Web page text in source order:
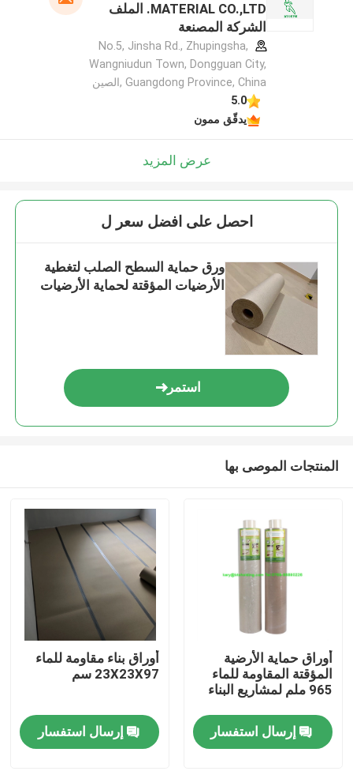
منزل
حول بنا
MATERIAL CO.,LTD. الملف
الشركة المصنعة
No.5, Jinsha Rd., Zhupingsha,
Wangniudun Town, Dongguan City,
Guangdong Province, China ,الصين
5.0
يدقّق ممون
عرض المزيد
احصل على افضل سعر ل
ورق حماية السطح الصلب لتغطية
الأرضيات المؤقتة لحماية الأرضيات
استمر
المنتجات الموصى بها
أوراق حماية الأرضية
المؤقتة المقاومة للماء
965 ملم لمشاريع البناء
إرسال استفسار
أوراق بناء مقاومة للماء
23X23X97 سم
إرسال استفسار